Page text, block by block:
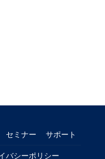
セミナー サポート
バシーポリシー